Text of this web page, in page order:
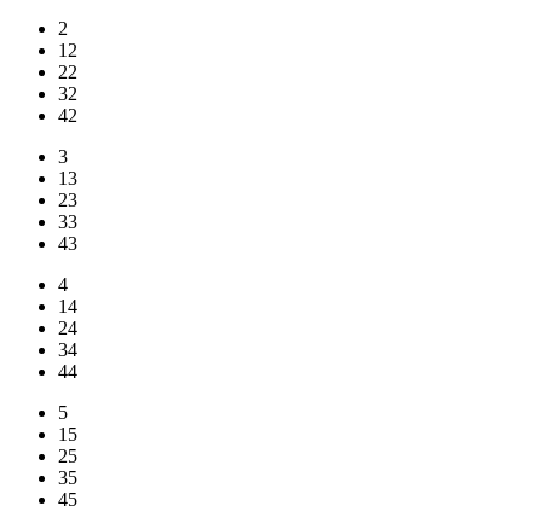
2
12
22
32
42
3
13
23
33
43
4
14
24
34
44
5
15
25
35
45